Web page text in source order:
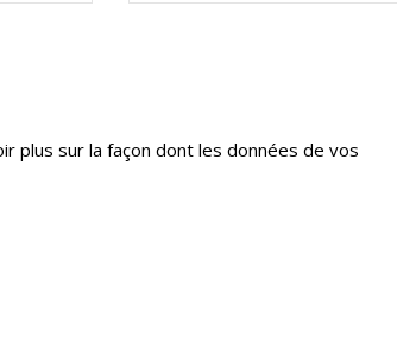
plus sur la façon dont les données de vos